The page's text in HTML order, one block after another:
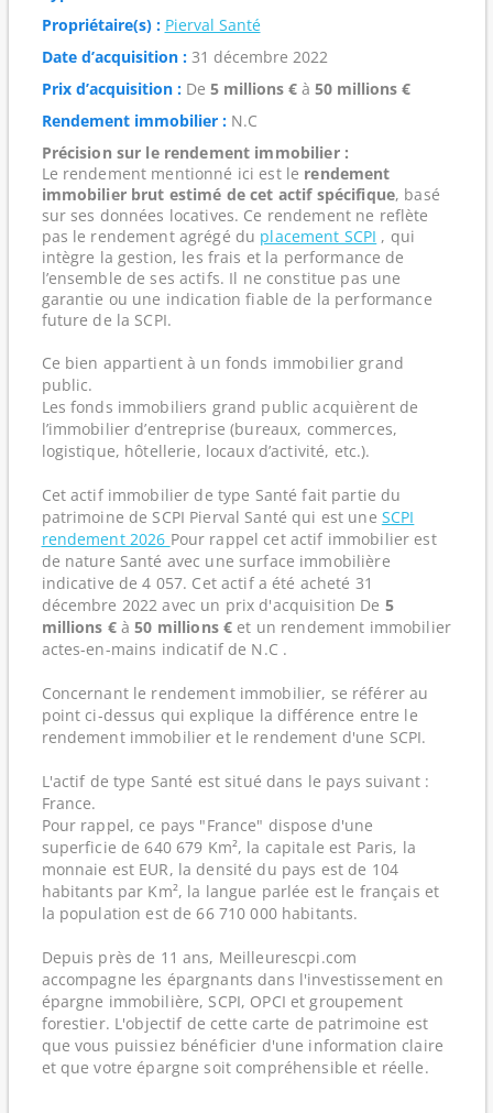
Propriétaire(s) : Pierval Santé
Date d’acquisition :31 décembre 2022
Prix d’acquisition :De 5 millions €à 50 millions €
Rendement immobilier :N.C
Précision sur le rendement immobilier :
Le rendement mentionné ici est le rendement
immobilier brut estimé de cet actif spécifique, basé
sur ses données locatives. Ce rendement ne reflète
pas le rendement agrégé du placement SCPI , qui
intègre la gestion, les frais et la performance de
l’ensemble de ses actifs. Il ne constitue pas une
garantie ou une indication fiable de la performance
future de la SCPI.
Ce bien appartient à un fonds immobilier grand
public.
Les fonds immobiliers grand public acquièrent de
l’immobilier d’entreprise (bureaux, commerces,
logistique, hôtellerie, locaux d’activité, etc.).
Cet actif immobilier de type Santé fait partie du
patrimoine de SCPI Pierval Santé qui est une SCPI
rendement 2026 Pour rappel cet actif immobilier est
de nature Santé avec une surface immobilière
indicative de 4 057. Cet actif a été acheté 31
décembre 2022 avec un prix d'acquisition De 5
millions €à50 millions € et un rendement immobilier
actes-en-mains indicatif de N.C .
Concernant le rendement immobilier, se référer au
point ci-dessus qui explique la différence entre le
rendement immobilier et le rendement d'une SCPI.
L'actif de type Santé est situé dans le pays suivant :
France.
Pour rappel, ce pays "France" dispose d'une
superficie de 640 679 Km², la capitale est Paris, la
monnaie est EUR, la densité du pays est de 104
habitants par Km², la langue parlée est le français et
la population est de 66 710 000 habitants.
Depuis près de 11 ans, Meilleurescpi.com
accompagne les épargnants dans l'investissement en
épargne immobilière, SCPI, OPCI et groupement
forestier. L'objectif de cette carte de patrimoine est
que vous puissiez bénéficier d'une information claire
et que votre épargne soit compréhensible et réelle.